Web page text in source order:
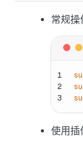
常规操
1
2
3
使用插